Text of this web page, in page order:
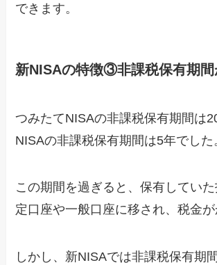
できます。
新NISAの特徴③非課税保有期間
つみたてNISAの非課税保有期間は
NISAの非課税保有期間は5年でした
この期間を過ぎると、保有してい
定口座や一般口座に移され、税金が
しかし、新NISAでは非課税保有期